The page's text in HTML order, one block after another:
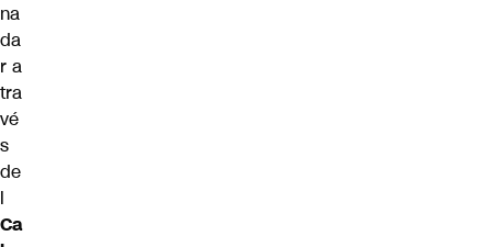
na
da
r a
tra
vé
s
de
l
Ca